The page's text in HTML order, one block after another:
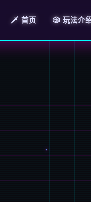
🗡️ 首页 🎲 玩法介